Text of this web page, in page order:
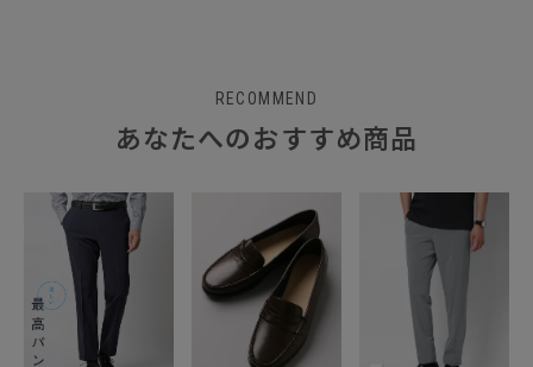
RECOMMEND
あなたへのおすすめ商品